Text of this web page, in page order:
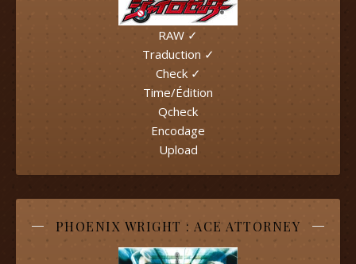
RAW ✓
Traduction ✓
Check ✓
Time/Édition
Qcheck
Encodage
Upload
PHOENIX WRIGHT : ACE ATTORNEY